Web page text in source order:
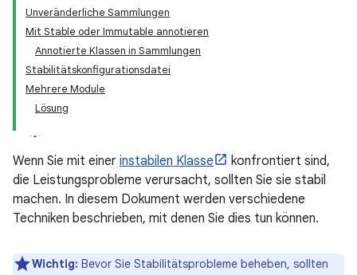
Unveränderliche Sammlungen
Mit Stable oder Immutable annotieren
Annotierte Klassen in Sammlungen
Stabilitätskonfigurationsdatei
Mehrere Module
Lösung
Wenn Sie mit einer instabilen Klasse
konfrontiert sind,
die Leistungsprobleme verursacht, sollten Sie sie stabil
machen. In diesem Dokument werden verschiedene
Techniken beschrieben, mit denen Sie dies tun können.
Wichtig: Bevor Sie Stabilitätsprobleme beheben, sollten